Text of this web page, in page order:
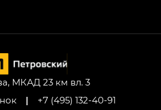
Джи Эль Полный привод —
Икс — GX,
— GX PREMIUM, ЛАУНЖ —
в комплектации
МКАД 23 км вл. 3
| +7 (495) 132-40-91